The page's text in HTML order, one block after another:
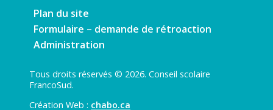
Plan du site
Formulaire – demande de rétroaction
Administration
Tous droits réservés © 2026. Conseil scolaire
FrancoSud.
Création Web : chabo.ca